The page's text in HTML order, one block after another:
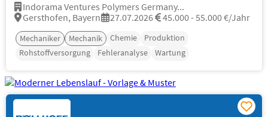
Indorama Ventures Polymers Germany...
Gersthofen, Bayern
27.07.2026 45.000 - 55.000 €/Jahr
Mechaniker Mechanik Chemie
Produktion
Rohstoffversorgung
Fehleranalyse Wartung